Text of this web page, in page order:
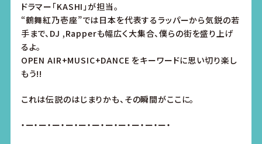
ドラマー「KASHI」が担当。
“鶴舞紅乃壱座”では日本を代表するラッパーから気鋭の若
手まで、DJ ,Rapperも幅広く大集合、僕らの街を盛り上げ
るよ。
OPEN AIR+MUSIC+DANCE をキーワードに思い切り楽し
もう!!
これは伝説のはじまりかも、その瞬間がここに。
・ー・ー・ー・ー・ー・ー・ー・ー・ー・ー・ー・